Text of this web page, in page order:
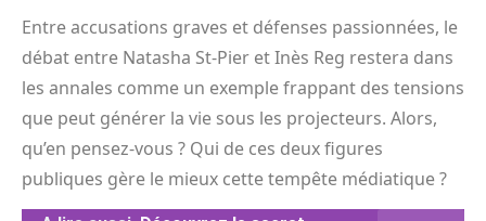
Entre accusations graves et défenses passionnées, le
débat entre Natasha St-Pier et Inès Reg restera dans
les annales comme un exemple frappant des tensions
que peut générer la vie sous les projecteurs. Alors,
qu’en pensez-vous ? Qui de ces deux figures
publiques gère le mieux cette tempête médiatique ?